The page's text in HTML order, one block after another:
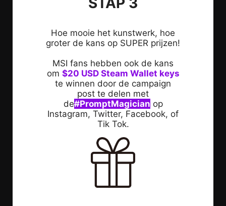
Hoe mooie het kunstwerk, hoe
groter de kans op SUPER prijzen!
MSI fans hebben ook de kans
om $20 USD Steam Wallet keys
te winnen door de campaign
post te delen met
de#PromptMagician op
Instagram, Twitter, Facebook, of
Tik Tok.